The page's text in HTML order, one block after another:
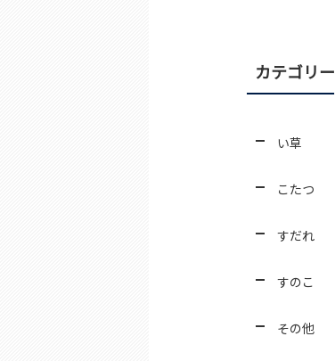
カテゴリー
い草
こたつ
すだれ
すのこ
その他